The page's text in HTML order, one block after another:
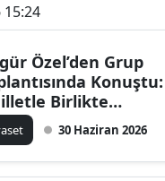
15:24
Özel’den Grup
Konuştu:
Birlikte
30 Haziran 2026